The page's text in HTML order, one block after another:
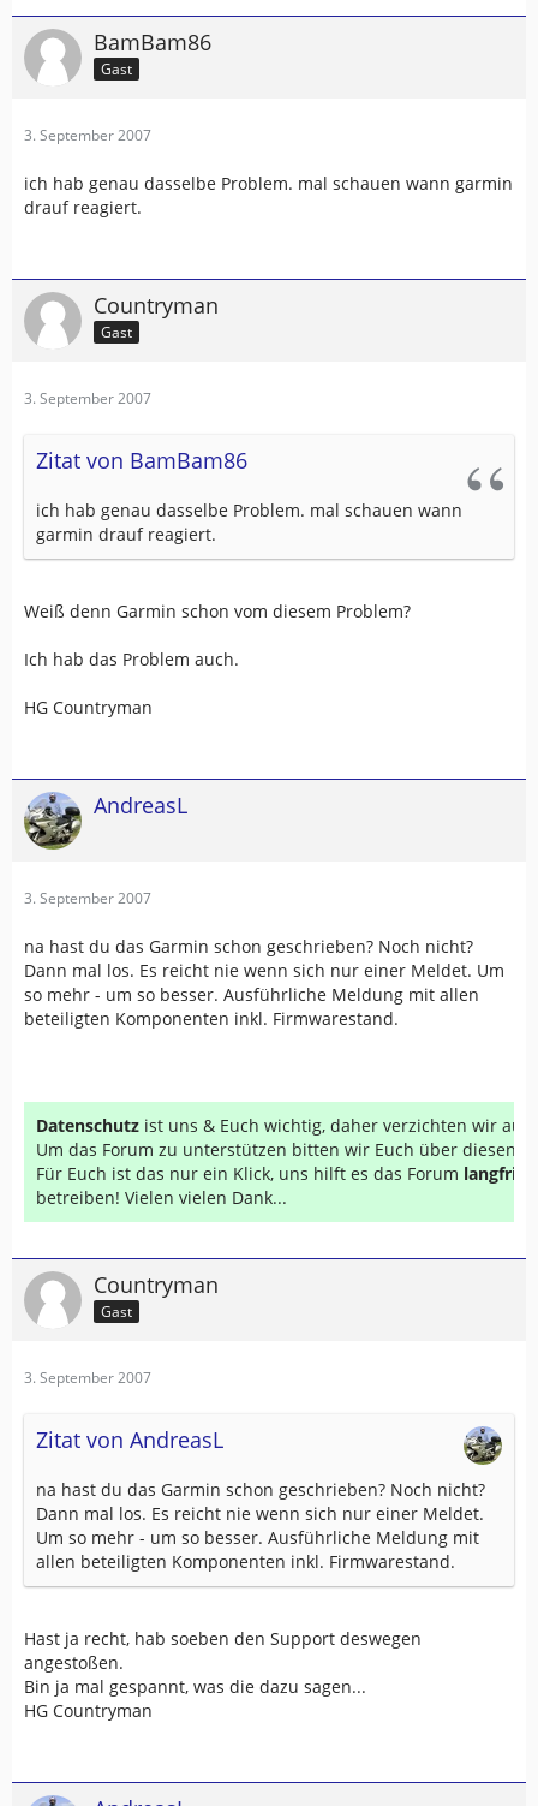
BamBam86
Gast
3. September 2007
ich hab genau dasselbe Problem. mal schauen wann garmin
drauf reagiert.
Countryman
Gast
3. September 2007
Zitat von BamBam86
ich hab genau dasselbe Problem. mal schauen wann
garmin drauf reagiert.
Weiß denn Garmin schon vom diesem Problem?
Ich hab das Problem auch.
HG Countryman
AndreasL
3. September 2007
na hast du das Garmin schon geschrieben? Noch nicht?
Dann mal los. Es reicht nie wenn sich nur einer Meldet. Um
so mehr - um so besser. Ausführliche Meldung mit allen
beteiligten Komponenten inkl. Firmwarestand.
Datenschutz ist uns & Euch wichtig, daher verzichten wir auf
Um das Forum zu unterstützen bitten wir Euch über diesen
Für Euch ist das nur ein Klick, uns hilft es das Forum
betreiben! Vielen vielen Dank...
Countryman
Gast
3. September 2007
Zitat von AndreasL
na hast du das Garmin schon geschrieben? Noch nicht?
Dann mal los. Es reicht nie wenn sich nur einer Meldet.
Um so mehr - um so besser. Ausführliche Meldung mit
allen beteiligten Komponenten inkl. Firmwarestand.
Hast ja recht, hab soeben den Support deswegen
angestoßen.
Bin ja mal gespannt, was die dazu sagen...
HG Countryman